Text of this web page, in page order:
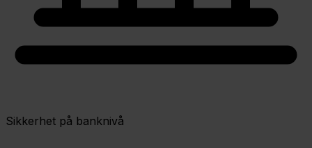
Sikkerhet på banknivå